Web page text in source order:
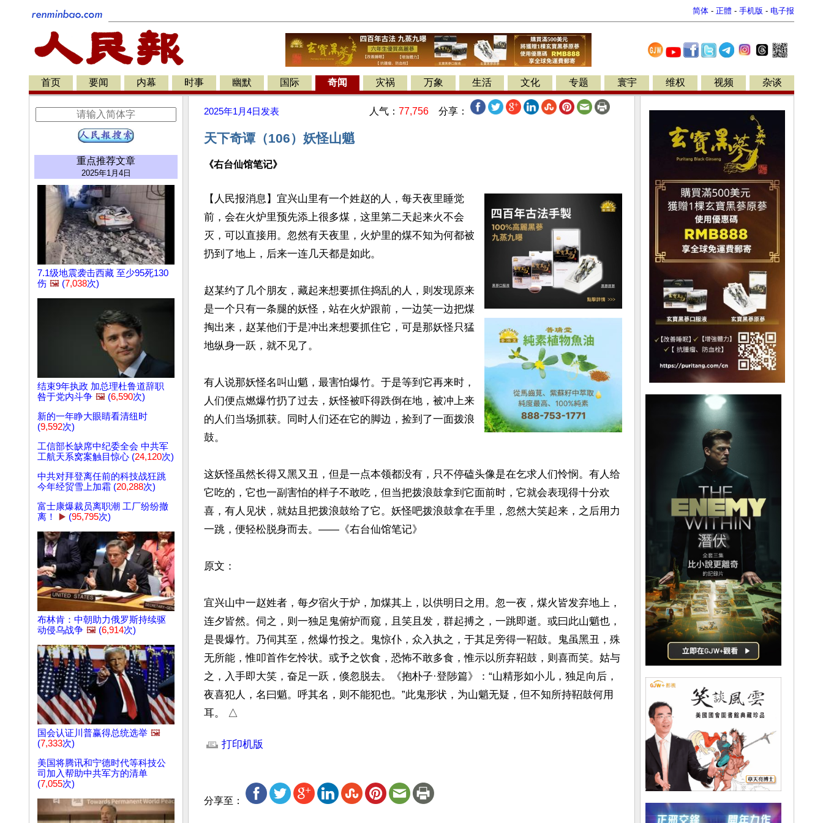
简体 - 正體 - 手机版 - 电子报
首页 要闻 内幕 时事 幽默 国际 奇闻 灾祸 万象 生活 文化 专题 寰宇 维权 视频 杂谈
重点推荐文章
2025年1月4日
7.1级地震袭击西藏 至少95死130
伤 🖼️ (7,038次)
结束9年执政 加总理杜鲁道辞职
咎于党内斗争 🖼️ (6,590次)
新的一年睁大眼睛看清纽时
(9,592次)
工信部长缺席中纪委全会 中共军
工航天系窝案触目惊心 (24,120次)
中共对拜登离任前的科技战狂跳
今年经贸雪上加霜 (20,288次)
富士康爆裁员离职潮 工厂纷纷撤
离！
▶️ (95,795次)
布林肯：中朝助力俄罗斯持续驱
动侵乌战争 🖼️ (6,914次)
国会认证川普赢得总统选举 🖼️
(7,333次)
美国将腾讯和宁德时代等科技公
司加入帮助中共军方的清单
(7,055次)
2025年1月4日 发表 人气： 77,756 分享：
天下奇谭（106）妖怪山魈
《右台仙馆笔记》
【人民报消息】宜兴山里有一个姓赵的人，每天夜里睡觉
前，会在火炉里预先添上很多煤，这里第二天起来火不会
灭，可以直接用。忽然有天夜里，火炉里的煤不知为何都被
扔到了地上，后来一连几天都是如此。
赵某约了几个朋友，藏起来想要抓住捣乱的人，则发现原来
是一个只有一条腿的妖怪，站在火炉跟前，一边笑一边把煤
掏出来，赵某他们于是冲出来想要抓住它，可是那妖怪只猛
地纵身一跃，就不见了。
有人说那妖怪名叫山魈，最害怕爆竹。于是等到它再来时，
人们便点燃爆竹扔了过去，妖怪被吓得跌倒在地，被冲上来
的人们当场抓获。同时人们还在它的脚边，捡到了一面拨浪
鼓。
这妖怪虽然长得又黑又丑，但是一点本领都没有，只不停磕头像是在乞求人们怜悯。有人给
它吃的，它也一副害怕的样子不敢吃，但当把拨浪鼓拿到它面前时，它就会表现得十分欢
喜，有人见状，就姑且把拨浪鼓给了它。妖怪吧拨浪鼓拿在手里，忽然大笑起来，之后用力
一跳，便轻松脱身而去。——《右台仙馆笔记》
原文：
宜兴山中一赵姓者，每夕宿火于炉，加煤其上，以供明日之用。忽一夜，煤火皆发弃地上，
连夕皆然。伺之，则一独足鬼俯炉而窥，且笑且发，群起搏之，一跳即逝。或曰此山魈也，
是畏爆竹。乃伺其至，然爆竹投之。鬼惊仆，众入执之，于其足旁得一鞀鼓。鬼虽黑丑，殊
无所能，惟叩首作乞怜状。或予之饮食，恐怖不敢多食，惟示以所弃鞀鼓，则喜而笑。姑与
之，入手即大笑，奋足一跃，倏忽脱去。《抱朴子·登陟篇》：“山精形如小儿，独足向后，
夜喜犯人，名曰魈。呼其名，则不能犯也。”此鬼形状，为山魈无疑，但不知所持鞀鼓何用
耳。 △
打印机版
分享至：